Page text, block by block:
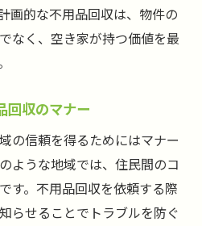
画的な不用品回収は、物件の
なく、空き家が持つ価値を最
回収のマナー
の信頼を得るためにはマナー
ような地域では、住民間のコ
す。不用品回収を依頼する際
らせることでトラブルを防ぐ